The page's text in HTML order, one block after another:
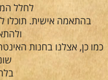
לחלל
בהתאמה אישית. תוכלו
כמו כן, אצלנו בחנות